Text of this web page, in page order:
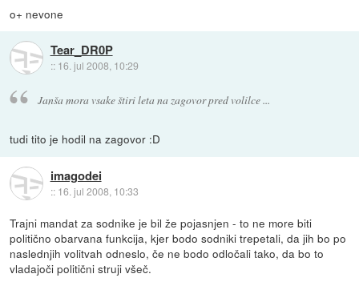
o+ nevone
Tear_DR0P
:: 16. jul 2008, 10:29
Janša mora vsake štiri leta na zagovor pred volilce ...
tudi tito je hodil na zagovor :D
imagodei
:: 16. jul 2008, 10:33
Trajni mandat za sodnike je bil že pojasnjen - to ne more biti
politično obarvana funkcija, kjer bodo sodniki trepetali, da jih bo po
naslednjih volitvah odneslo, če ne bodo odločali tako, da bo to
vladajoči politični struji všeč.